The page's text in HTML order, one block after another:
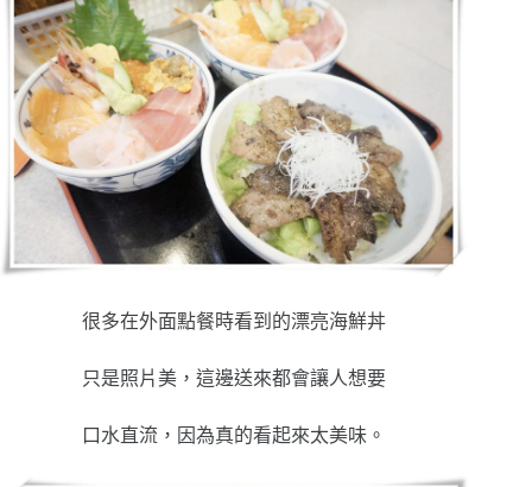
很多在外面點餐時看到的漂亮海鮮丼
只是照片美，這邊送來都會讓人想要
口水直流，因為真的看起來太美味。